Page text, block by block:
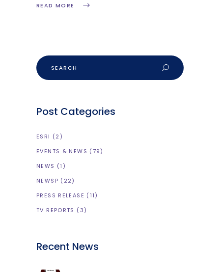
READ MORE
Post Categories
ESRI (2)
EVENTS & NEWS (79)
NEWS (1)
NEWSP (22)
PRESS RELEASE (11)
TV REPORTS (3)
Recent News